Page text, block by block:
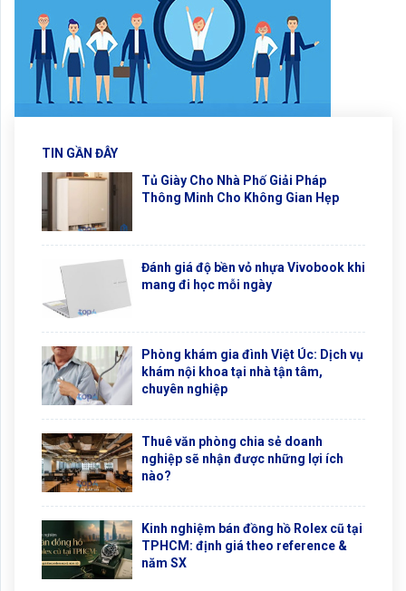
TIN GẦN ĐÂY
Tủ Giày Cho Nhà Phố Giải Pháp
Thông Minh Cho Không Gian Hẹp
Đánh giá độ bền vỏ nhựa Vivobook khi
mang đi học mỗi ngày
Phòng khám gia đình Việt Úc: Dịch vụ
khám nội khoa tại nhà tận tâm,
chuyên nghiệp
Thuê văn phòng chia sẻ doanh
nghiệp sẽ nhận được những lợi ích
nào?
Kinh nghiệm bán đồng hồ Rolex cũ tại
TPHCM: định giá theo reference &
năm SX